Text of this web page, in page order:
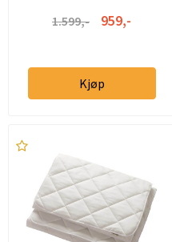
1.599,- 959,-
Kjøp